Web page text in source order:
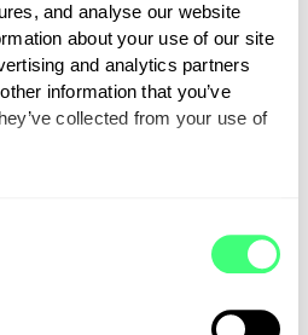
and analyse our website
about your use of our site
and analytics partners
information that you’ve
collected from your use of
stroomstoring?
blijft
werken. De 3-fase
meeste back-